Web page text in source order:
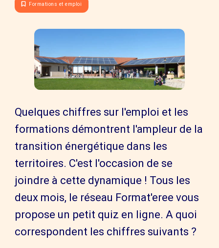
Formations et emploi
Quelques chiffres sur l'emploi et les
formations démontrent l'ampleur de la
transition énergétique dans les
territoires. C'est l'occasion de se
joindre à cette dynamique ! Tous les
deux mois, le réseau Format'eree vous
propose un petit quiz en ligne. A quoi
correspondent les chiffres suivants ?